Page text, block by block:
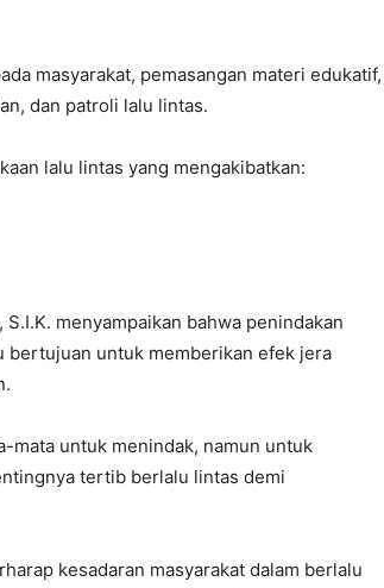
masyarakat, pemasangan materi edukatif,
dan patroli lalu lintas.
lalu lintas yang mengakibatkan:
menyampaikan bahwa penindakan
bertujuan untuk memberikan efek jera
mata untuk menindak, namun untuk
tertib berlalu lintas demi
kesadaran masyarakat dalam berlalu